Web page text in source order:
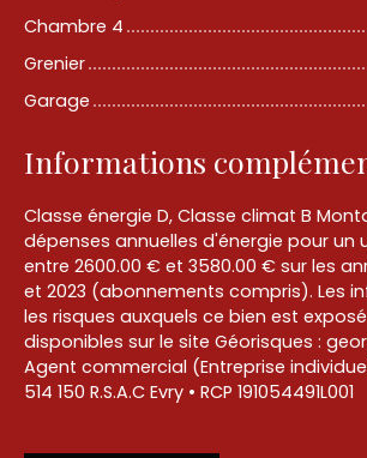
Chambre 4
Grenier
Garage
Informations
Classe énergie D, Classe climat B
dépenses annuelles d'énergie pour un
entre 2600.00 € et 3580.00 € sur les
et 2023 (abonnements compris). Les
les risques auxquels ce bien est
disponibles sur le site Géorisques :
Agent commercial (Entreprise
514 150 R.S.A.C Evry • RCP 191054491L001